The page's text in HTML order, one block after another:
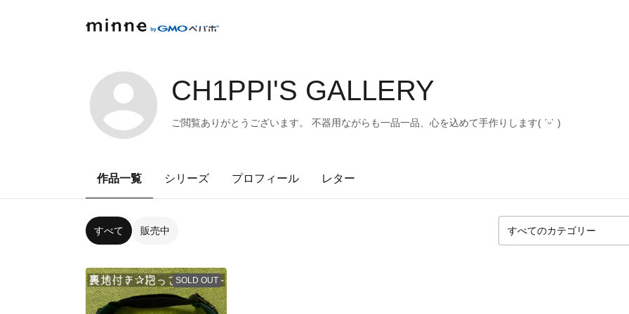
CH1PPI'S GALLERY
ご閲覧ありがとうございます。 不器用ながらも一品一品、心を込めて手作りします( ˊᵕˋ )
作品一覧 シリーズ プロフィール レター
すべて 販売中
SOLD OUT